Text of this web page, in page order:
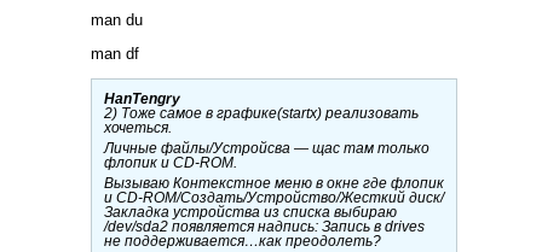
man du
man df
HanTengry
2) Тоже самое в графике(startx) реализовать
хочеться.
Личные файлы/Устройсва — щас там только
флопик и CD-ROM.
Вызываю Контекстное меню в окне где флопик
и CD-ROM/Создать/Устройство/Жесткий диск/
Закладка устройства из списка выбираю
/dev/sda2 появляется надпись: Запись в drives
не поддерживается…как преодолеть?